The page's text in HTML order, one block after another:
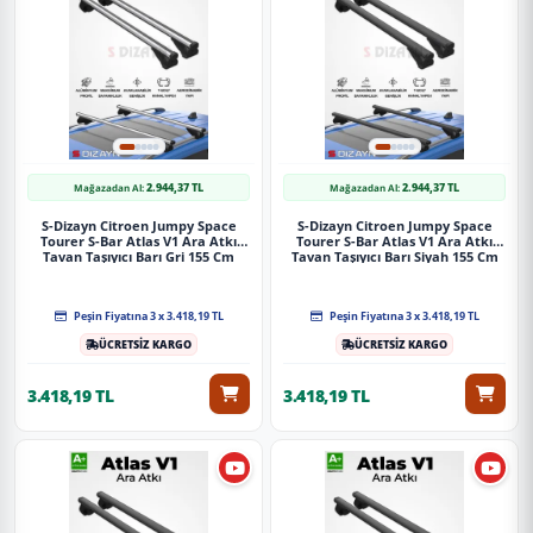
Siyah 140 Cm 2023 Üzeri A+ Kalite
Güvenli Teslimat
Siparişleriniz darbe emici özel ambalajlarla, kargoda zarar
görmeyecek şekilde paketlenerek tarafınıza ulaştırılır. %100
Müşteri memnuniyeti garantisiyle.
Mağazadan Al:2.944,37 TL
S-Dizayn Citroen Jumpy Space
Tourer S-Bar Atlas V1 Ara Atkı
Tavan Taşıyıcı Barı Gri 155 Cm
Peşin Fiyatına 3 x 3.418,19 TL
ÜCRETSİZ KARGO
3.418,19 TL
Mağazadan Al:2.944,37 TL
S-Dizayn Citroen Jumpy Space
Tourer S-Bar Atlas V1 Ara Atkı
Tavan Taşıyıcı Barı Siyah 155 Cm
Peşin Fiyatına 3 x 3.418,19 TL
ÜCRETSİZ KARGO
3.418,19 TL